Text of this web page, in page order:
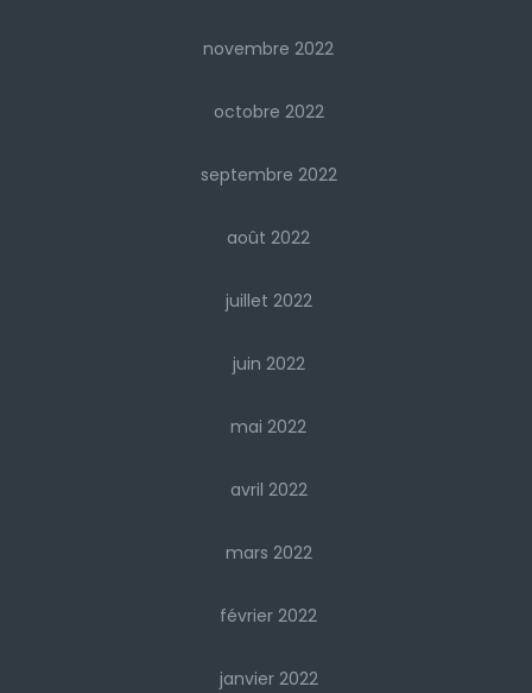
novembre 2022
octobre 2022
septembre 2022
août 2022
juillet 2022
juin 2022
mai 2022
avril 2022
mars 2022
février 2022
janvier 2022